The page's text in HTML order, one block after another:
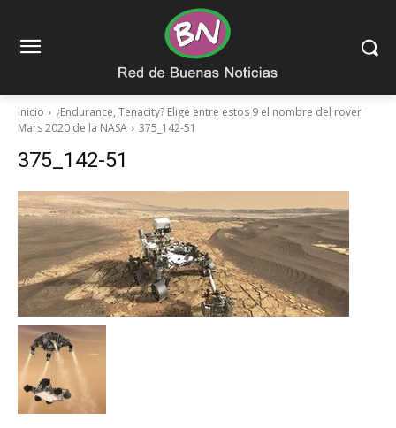
Inicio
¿Endurance, Tenacity? Elige entre estos 9 el nombre del rover
Mars 2020 de la NASA
375_142-51
375_142-51